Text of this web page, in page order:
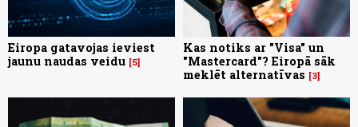
Eiropa gatavojas ieviest
jaunu naudas veidu 5
Kas notiks ar "Visa" un
"Mastercard"? Eiropā sāk
meklēt alternatīvas
3